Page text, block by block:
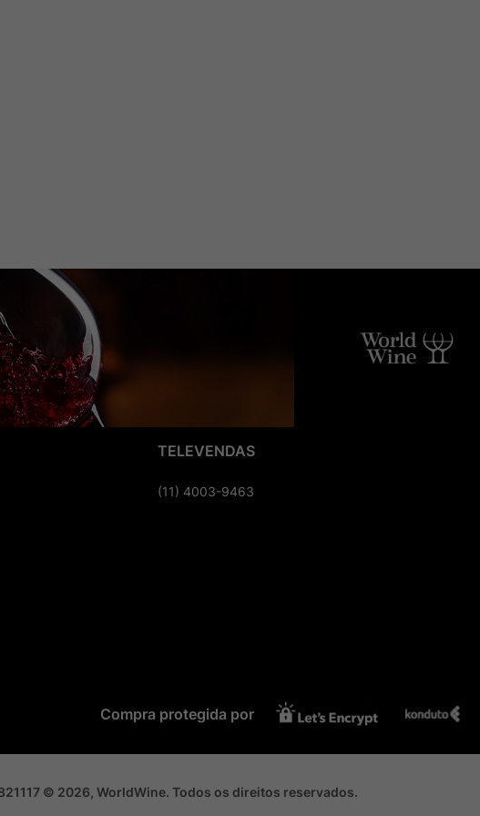
TELEVENDAS
(11) 4003-9463
Compra protegida por
© 2026, WorldWine. Todos os direitos reservados.